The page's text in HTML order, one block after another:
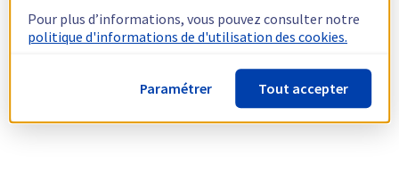
Pour plus d’informations, vous pouvez consulter notre
politique d'informations de d'utilisation des cookies.
Paramétrer Tout accepter